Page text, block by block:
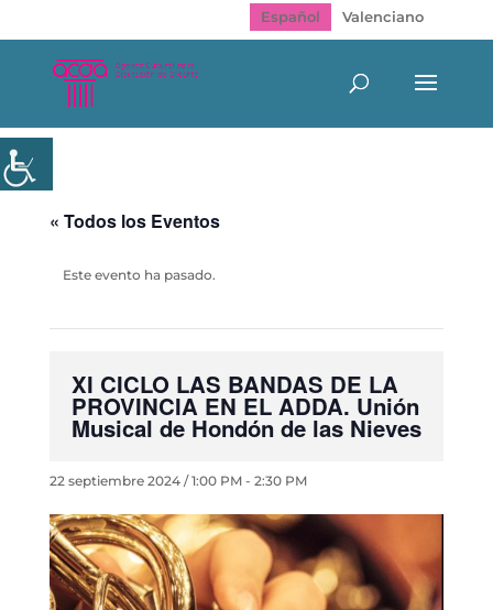
Español Valenciano
« Todos los Eventos
Este evento ha pasado.
XI CICLO LAS BANDAS DE LA
PROVINCIA EN EL ADDA. Unión
Musical de Hondón de las Nieves
22 septiembre 2024 / 1:00 PM- 2:30 PM